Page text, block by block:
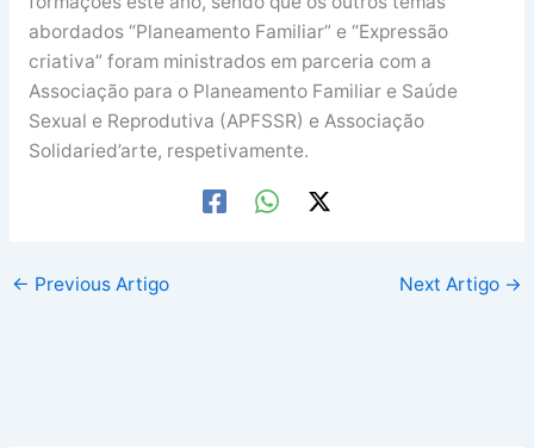
abordados “Planeamento Familiar” e “Expressão
criativa” foram ministrados em parceria com a
Associação para o Planeamento Familiar e Saúde
Sexual e Reprodutiva (APFSSR) e Associação
Solidaried’arte, respetivamente.
← Previous Artigo Next Artigo →